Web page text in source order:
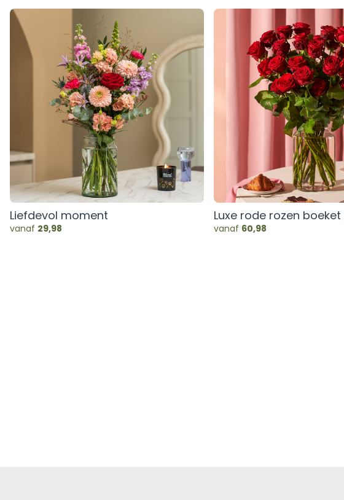
Liefdevol moment
vanaf 29,98
Luxe rode rozen boeket
vanaf 60,98